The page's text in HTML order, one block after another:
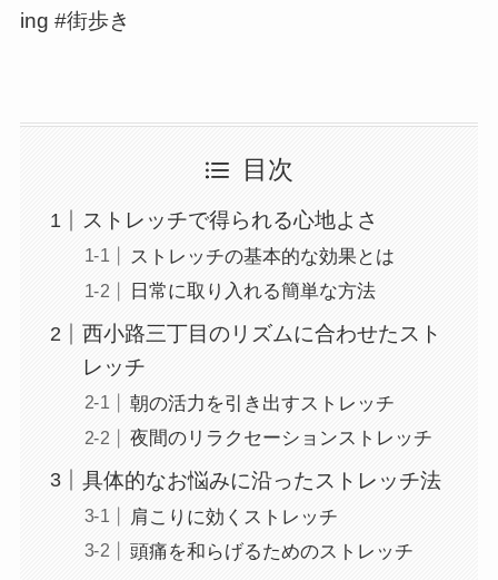
ing #街歩き
目次
ストレッチで得られる心地よさ
ストレッチの基本的な効果とは
日常に取り入れる簡単な方法
西小路三丁目のリズムに合わせたスト
レッチ
朝の活力を引き出すストレッチ
夜間のリラクセーションストレッチ
具体的なお悩みに沿ったストレッチ法
肩こりに効くストレッチ
頭痛を和らげるためのストレッチ